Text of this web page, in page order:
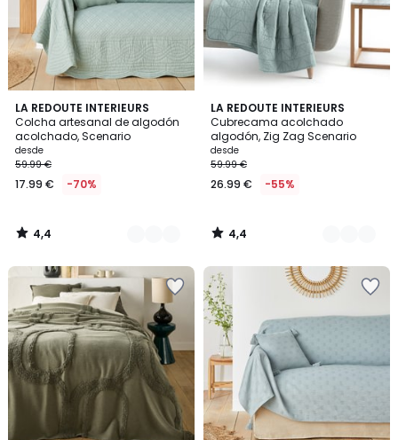
LA REDOUTE INTERIEURS
Colcha artesanal de algodón
acolchado, Scenario
desde
59.99 €
17.99 € -70%
4,4
/ 5
9
Colores
4,4
/
LA REDOUTE INTERIEURS
Cubrecama acolchado
algodón, Zig Zag Scenario
desde
59.99 €
26.99 € -55%
4,4
/ 5
9
Colores
4,4
/